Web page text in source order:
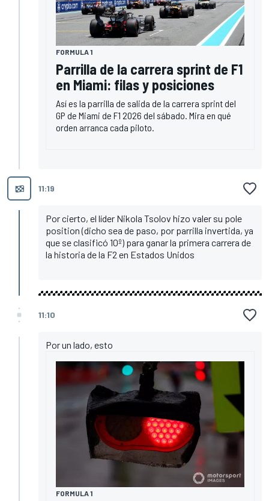
FORMULA 1
Parrilla de la carrera sprint de F1
en Miami: filas y posiciones
Así es la parrilla de salida de la carrera sprint del
GP de Miami de F1 2026 del sábado. Mira en qué
orden arranca cada piloto.
11:19
Por cierto, el líder Nikola Tsolov hizo valer su pole
position (dicho sea de paso, por parrilla invertida, ya
que se clasificó 10º) para ganar la primera carrera de
la historia de la F2 en Estados Unidos
11:10
Por un lado, esto
FORMULA 1